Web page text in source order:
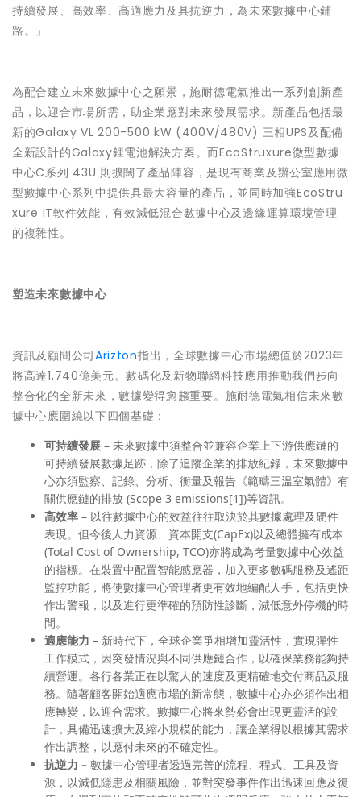
持續發展、高效率、高適應力及具抗逆力，為未來數據中心鋪
路。」
為配合建立未來數據中心之願景，施耐德電氣推出一系列創新產
品，以迎合市場所需，助企業應對未來發展需求。新產品包括最
新的Galaxy VL 200-500 kW (400V/480V) 三相UPS及配備
全新設計的Galaxy鋰電池解決方案。而EcoStruxure微型數據
中心C系列 43U 則擴闊了產品陣容，是現有商業及辦公室應用微
型數據中心系列中提供具最大容量的產品，並同時加強EcoStru
xure IT軟件效能，有效減低混合數據中心及邊緣運算環境管理
的複雜性。
塑造未來數據中心
資訊及顧問公司Arizton指出，全球數據中心市場總值於2023年
將高達1,740億美元。數碼化及新物聯網科技應用推動我們步向
整合化的全新未來，數據變得愈趨重要。施耐德電氣相信未來數
據中心應圍繞以下四個基礎：
可持續發展 – 未來數據中須整合並兼容企業上下游供應鏈的
可持續發展數據足跡，除了追蹤企業的排放紀錄，未來數據中
心亦須監察、記錄、分析、衡量及報告《範疇三溫室氣體》有
關供應鏈的排放 (Scope 3 emissions[1])等資訊。
高效率 – 以往數據中心的效益往往取決於其數據處理及硬件
表現。但今後人力資源、資本開支(CapEx)以及總體擁有成本
(Total Cost of Ownership, TCO)亦將成為考量數據中心效益
的指標。在裝置中配置智能感應器，加入更多數碼服務及遙距
監控功能，將使數據中心管理者更有效地編配人手，包括更快
作出警報，以及進行更準確的預防性診斷，減低意外停機的時
間。
適應能力 – 新時代下，全球企業爭相增加靈活性，實現彈性
工作模式，因突發情況與不同供應鏈合作，以確保業務能夠持
續營運。各行各業正在以驚人的速度及更精確地交付商品及服
務。隨著顧客開始適應市場的新常態，數據中心亦必須作出相
應轉變，以迎合需求。數據中心將來勢必會出現更靈活的設
計，具備迅速擴大及縮小規模的能力，讓企業得以根據其需求
作出調整，以應付未來的不確定性。
抗逆力 – 數據中心管理者透過完善的流程、程式、工具及資
源，以減低隱患及相關風險，並對突發事件作出迅速回應及復